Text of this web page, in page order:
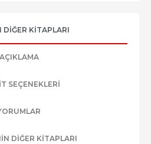
DIĞER KITAPLARI
AÇIKLAMA
SEÇENEKLERI
DIĞER KITAPLARI